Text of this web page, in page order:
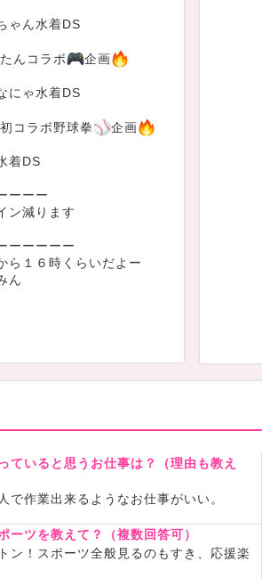
ゃん水着DS
んコラボ 企画
にゃ水着DS
コラボ野球拳 企画
着DS
ーーー
ン減ります
ーーーーー
ら１６時くらいだよー
ん
ていると思うお仕事は？（理由も教え
で作業出来るようなお仕事がいい。
ーツを教えて？（複数回答可）
ン！スポーツ全般見るのもすき、応援楽